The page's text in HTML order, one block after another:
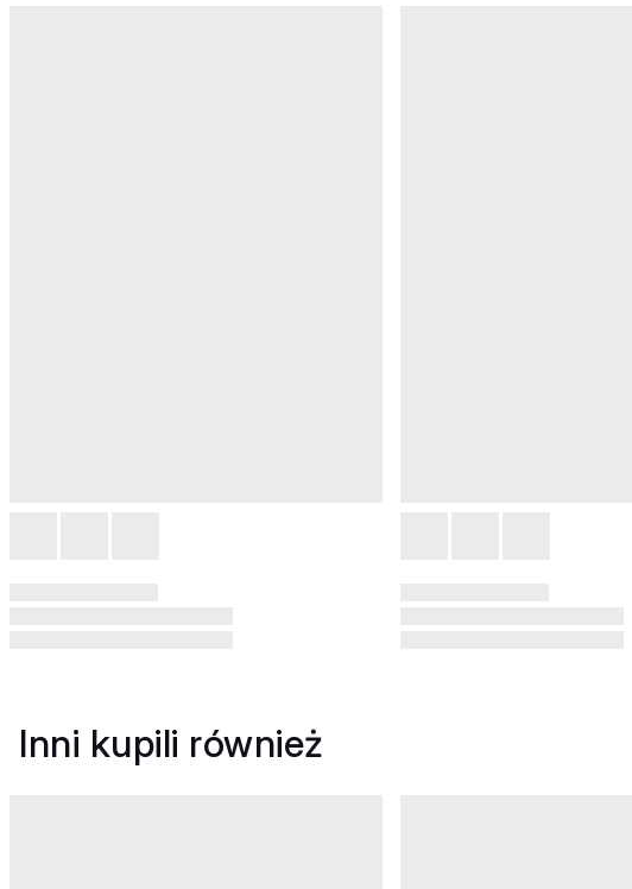
Inni kupili również